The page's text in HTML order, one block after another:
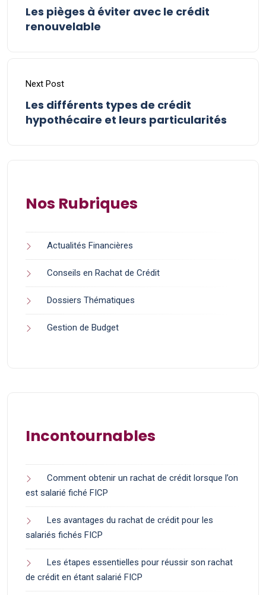
Les pièges à éviter avec le crédit
renouvelable
Next Post
Les différents types de crédit
hypothécaire et leurs particularités
Nos Rubriques
Actualités Financières
Conseils en Rachat de Crédit
Dossiers Thématiques
Gestion de Budget
Incontournables
Comment obtenir un rachat de crédit lorsque l’on
est salarié fiché FICP
Les avantages du rachat de crédit pour les
salariés fichés FICP
Les étapes essentielles pour réussir son rachat
de crédit en étant salarié FICP